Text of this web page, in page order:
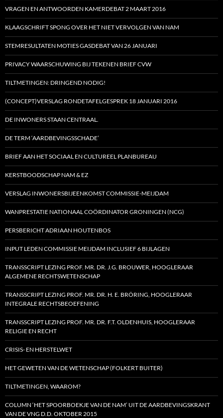
VRAGEN EN ANTWOORDEN KAMERDEBAT 2 MAART 2016
KLAAGSCHRIFT SPONG OVER HET NIET VERVOLGEN VAN NAM
STEMRESULTATEN MOTIES GASDEBAT VAN 26 JANUARI
PRIVACY WAARSCHUWING BIJ TEKENEN BRIEF CVW
TILTMETINGEN: DRINGEND NODIG!
(CONCEPT)VERSLAG RONDETAFELGESPREK 18 JANUARI 2016
DE INWONERS STAAN CENTRAAL.
DE TERM ‘AARDBEVINGSSCHADE’
BRIEF AAN HET SOCIAAL EN CULTUREEL PLANBUREAU
KERSTBOODSCHAP NAM & EZ
VERSLAG INWONERSBIJEENKOMST COMMISSIE-MEIJDAM
WANPRESTATIE NATIONAAL COÖRDINATOR GRONINGEN (NCG)
PERSBERICHT ADRIAAN HOUTENBOS
INPUT LEDEN COMMISSIE MEIJDAM INCLUSIEF 6 BIJLAGEN
TRANSSCRIPT LEZING PROF. MR. DR. J.G. BROUWER, HOOGLERAAR
ALGEMENE RECHTSWETENSCHAP
TRANSSCRIPT LEZING PROF. MR. DR. H. E. BRÖRING, HOOGLERAAR
INTEGRALE RECHTSBEOEFENING
TRANSSCRIPT LEZING PROF. MR. DR. F.T. OLDENHUIS, HOOGLERAAR
RELIGIE EN RECHT
CRISIS- EN HERSTELWET
HET GEWETEN VAN DE WETENSCHAP (FOLKERT BUITER)
TILTMETINGEN, WAAROM?
COLUMN ‘HET SPOORBOEKJE VAN DE NAM’ UIT DE AARDBEVINGSKRANT
VAN DE VNG D.D. OKTOBER 2015